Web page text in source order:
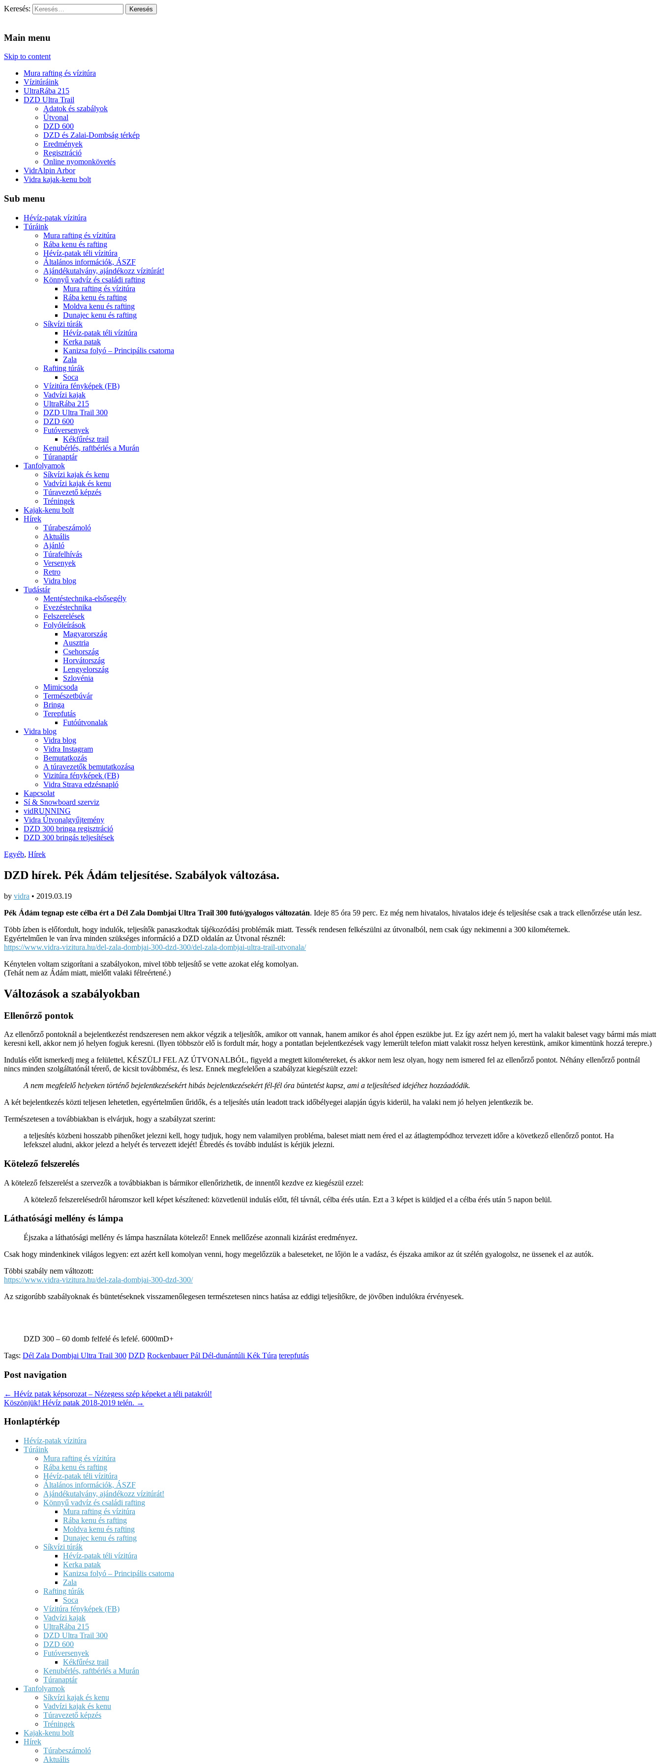
Keresés:
Main menu
Skip to content
Mura rafting és vízitúra
Vízitúráink
UltraRába 215
DZD Ultra Trail
Adatok és szabályok
Útvonal
DZD 600
DZD és Zalai-Dombság térkép
Eredmények
Regisztráció
Online nyomonkövetés
VidrAlpin Arbor
Vidra kajak-kenu bolt
Sub menu
Hévíz-patak vízitúra
Túráink
Mura rafting és vízitúra
Rába kenu és rafting
Hévíz-patak téli vízitúra
Általános információk, ÁSZF
Ajándékutalvány, ajándékozz vízitúrát!
Könnyű vadvíz és családi rafting
Mura rafting és vízitúra
Rába kenu és rafting
Moldva kenu és rafting
Dunajec kenu és rafting
Síkvízi túrák
Hévíz-patak téli vízitúra
Kerka patak
Kanizsa folyó – Principális csatorna
Zala
Rafting túrák
Soca
Vízitúra fényképek (FB)
Vadvízi kajak
UltraRába 215
DZD Ultra Trail 300
DZD 600
Futóversenyek
Kékfűrész trail
Kenubérlés, raftbérlés a Murán
Túranaptár
Tanfolyamok
Síkvízi kajak és kenu
Vadvízi kajak és kenu
Túravezető képzés
Tréningek
Kajak-kenu bolt
Hírek
Túrabeszámoló
Aktuális
Ajánló
Túrafelhívás
Versenyek
Retro
Vidra blog
Tudástár
Mentéstechnika-elsősegély
Evezéstechnika
Felszerelések
Folyóleírások
Magyarország
Ausztria
Csehország
Horvátország
Lengyelország
Szlovénia
Mimicsoda
Természetbúvár
Bringa
Terepfutás
Futóútvonalak
Vidra blog
Vidra blog
Vidra Instagram
Bemutatkozás
A túravezetők bemutatkozása
Vizitúra fényképek (FB)
Vidra Strava edzésnapló
Kapcsolat
Sí & Snowboard szerviz
vidRUNNING
Vidra Útvonalgyűjtemény
DZD 300 bringa regisztráció
DZD 300 bringás teljesítések
Egyéb, Hírek
DZD hírek. Pék Ádám teljesítése. Szabályok változása.
by vidra • 2019.03.19
Pék Ádám tegnap este célba ért a Dél Zala Dombjai Ultra Trail 300 futó/gyalogos változatán. Ideje 85 óra 59 perc. Ez még nem hivatalos, hivatalos ideje és teljesítése csak a track ellenőrzése után lesz.
Több ízben is előfordult, hogy indulók, teljesítők panaszkodtak tájékozódási problémák miatt. Tessék rendesen felkészülni az útvonalból, nem csak úgy nekimenni a 300 kilométernek.
Egyértelműen le van írva minden szükséges információ a DZD oldalán az Útvonal résznél:
https://www.vidra-vizitura.hu/del-zala-dombjai-300-dzd-300/del-zala-dombjai-ultra-trail-utvonala/
Kénytelen voltam szigorítani a szabályokon, mivel több teljesítő se vette azokat elég komolyan.
(Tehát nem az Ádám miatt, mielőtt valaki félreértené.)
Változások a szabályokban
Ellenőrző pontok
Az ellenőrző pontoknál a bejelentkezést rendszeresen nem akkor végzik a teljesítők, amikor ott vannak, hanem amikor és ahol éppen eszükbe jut. Ez így azért nem jó, mert ha valakit baleset vagy bármi más miatt
keresni kell, akkor nem jó helyen fogjuk keresni. (Ilyen többször elő is fordult már, hogy a pontatlan bejelentkezések vagy lemerült telefon miatt valakit rossz helyen kerestünk, amikor kimentünk hozzá terepre.)
Indulás előtt ismerkedj meg a felülettel, KÉSZÜLJ FEL AZ ÚTVONALBÓL, figyeld a megtett kilométereket, és akkor nem lesz olyan, hogy nem ismered fel az ellenőrző pontot. Néhány ellenőrző pontnál
nincs minden szolgáltatónál térerő, de kicsit továbbmész, és lesz. Ennek megfelelően a szabályzat kiegészült ezzel:
A nem megfelelő helyeken történő bejelentkezésekért hibás bejelentkezésekért fél-fél óra büntetést kapsz, ami a teljesítésed idejéhez hozzáadódik.
A két bejelentkezés közti teljesen lehetetlen, egyértelműen űridők, és a teljesítés után leadott track időbélyegei alapján úgyis kiderül, ha valaki nem jó helyen jelentkezik be.
Természetesen a továbbiakban is elvárjuk, hogy a szabályzat szerint:
a teljesítés közbeni hosszabb pihenőket jelezni kell, hogy tudjuk, hogy nem valamilyen probléma, baleset miatt nem éred el az átlagtempódhoz tervezett időre a következő ellenőrző pontot. Ha
lefekszel aludni, akkor jelezd a helyét és tervezett idejét! Ébredés és tovább indulást is kérjük jelezni.
Kötelező felszerelés
A kötelező felszerelést a szervezők a továbbiakban is bármikor ellenőrizhetik, de innentől kezdve ez kiegészül ezzel:
A kötelező felszerelésedről háromszor kell képet készítened: közvetlenül indulás előtt, fél távnál, célba érés után. Ezt a 3 képet is küldjed el a célba érés után 5 napon belül.
Láthatósági mellény és lámpa
Éjszaka a láthatósági mellény és lámpa használata kötelező! Ennek mellőzése azonnali kizárást eredményez.
Csak hogy mindenkinek világos legyen: ezt azért kell komolyan venni, hogy megelőzzük a baleseteket, ne lőjön le a vadász, és éjszaka amikor az út szélén gyalogolsz, ne üssenek el az autók.
Többi szabály nem változott:
https://www.vidra-vizitura.hu/del-zala-dombjai-300-dzd-300/
Az szigorúbb szabályoknak és büntetéseknek visszamenőlegesen természetesen nincs hatása az eddigi teljesítőkre, de jövőben indulókra érvényesek.
DZD 300 – 60 domb felfelé és lefelé. 6000mD+
Tags: Dél Zala Dombjai Ultra Trail 300 DZD Rockenbauer Pál Dél-dunántúli Kék Túra terepfutás
Post navigation
← Hévíz patak képsorozat – Nézegess szép képeket a téli patakról!
Köszönjük! Hévíz patak 2018-2019 telén. →
Honlaptérkép
Hévíz-patak vízitúra
Túráink
Mura rafting és vízitúra
Rába kenu és rafting
Hévíz-patak téli vízitúra
Általános információk, ÁSZF
Ajándékutalvány, ajándékozz vízitúrát!
Könnyű vadvíz és családi rafting
Mura rafting és vízitúra
Rába kenu és rafting
Moldva kenu és rafting
Dunajec kenu és rafting
Síkvízi túrák
Hévíz-patak téli vízitúra
Kerka patak
Kanizsa folyó – Principális csatorna
Zala
Rafting túrák
Soca
Vízitúra fényképek (FB)
Vadvízi kajak
UltraRába 215
DZD Ultra Trail 300
DZD 600
Futóversenyek
Kékfűrész trail
Kenubérlés, raftbérlés a Murán
Túranaptár
Tanfolyamok
Síkvízi kajak és kenu
Vadvízi kajak és kenu
Túravezető képzés
Tréningek
Kajak-kenu bolt
Hírek
Túrabeszámoló
Aktuális